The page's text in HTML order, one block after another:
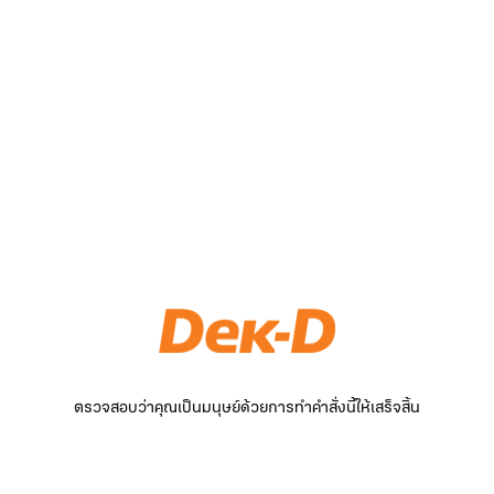
ตรวจสอบว่าคุณเป็นมนุษย์ด้วยการทำคำสั่งนี้ให้เสร็จสิ้น